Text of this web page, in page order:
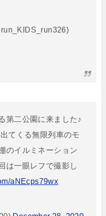
第二公園に来ました♪
てくる無限列車のモ
のイルミネーション
は一眼レフで撮影し
aNEcps79wx